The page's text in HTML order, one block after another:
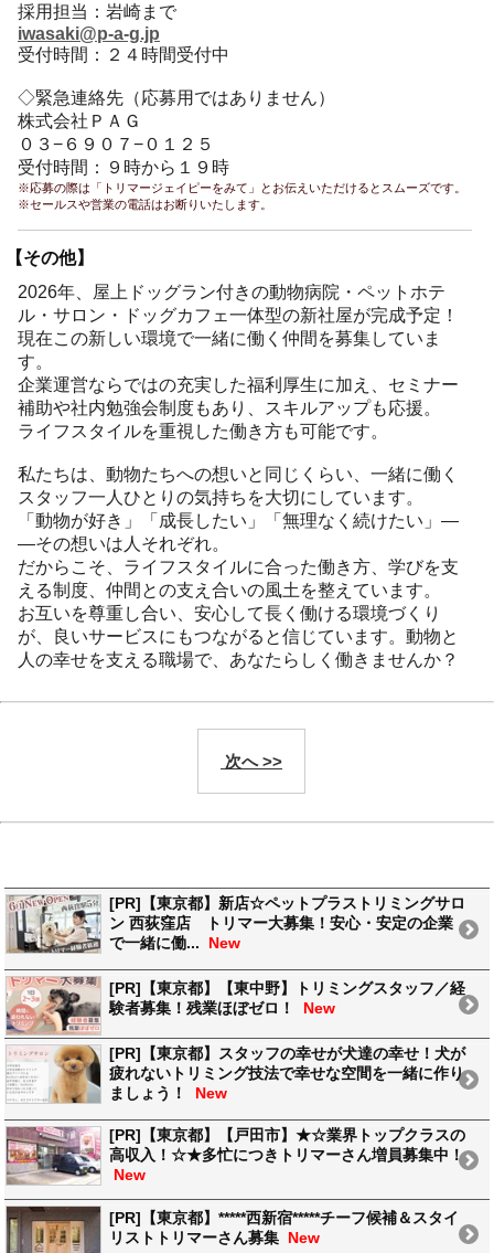
採用担当：岩崎まで
iwasaki@p-a-g.jp
受付時間：２４時間受付中
◇緊急連絡先（応募用ではありません）
株式会社ＰＡＧ
０３−６９０７−０１２５
受付時間：９時から１９時
※応募の際は「トリマージェイピーをみて」とお伝えいただけるとスムーズです。
※セールスや営業の電話はお断りいたします。
【その他】
2026年、屋上ドッグラン付きの動物病院・ペットホテ
ル・サロン・ドッグカフェ一体型の新社屋が完成予定！
現在この新しい環境で一緒に働く仲間を募集していま
す。
企業運営ならではの充実した福利厚生に加え、セミナー
補助や社内勉強会制度もあり、スキルアップも応援。
ライフスタイルを重視した働き方も可能です。
私たちは、動物たちへの想いと同じくらい、一緒に働く
スタッフ一人ひとりの気持ちを大切にしています。
「動物が好き」「成長したい」「無理なく続けたい」―
―その想いは人それぞれ。
だからこそ、ライフスタイルに合った働き方、学びを支
える制度、仲間との支え合いの風土を整えています。
お互いを尊重し合い、安心して長く働ける環境づくり
が、良いサービスにもつながると信じています。動物と
人の幸せを支える職場で、あなたらしく働きませんか？
次へ >>
[PR]【東京都】新店☆ペットプラストリミングサロ
ン 西荻窪店 トリマー大募集！安心・安定の企業
で一緒に働... New
[PR]【東京都】【東中野】トリミングスタッフ／経
験者募集！残業ほぼゼロ！ New
[PR]【東京都】スタッフの幸せが犬達の幸せ！犬が
疲れないトリミング技法で幸せな空間を一緒に作り
ましょう！ New
[PR]【東京都】【戸田市】★☆業界トップクラスの
高収入！☆★多忙につきトリマーさん増員募集中！
New
[PR]【東京都】*****西新宿*****チーフ候補＆スタイ
リストトリマーさん募集 New